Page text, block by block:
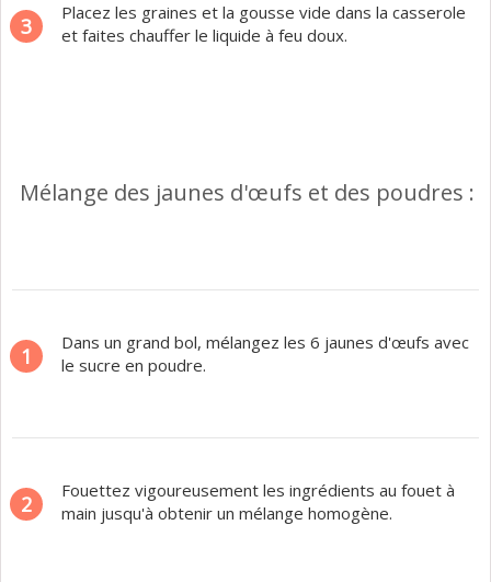
3
Placez les graines et la gousse vide dans la casserole
et faites chauffer le liquide à feu doux.
Mélange des jaunes d'œufs et des poudres :
1
Dans un grand bol, mélangez les 6 jaunes d'œufs avec
le sucre en poudre.
2
Fouettez vigoureusement les ingrédients au fouet à
main jusqu'à obtenir un mélange homogène.